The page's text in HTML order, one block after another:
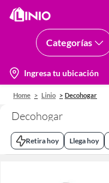
Categorías
location-
icon
Ingresa tu ubicación
Home Linio Decohogar
Decohogar
Retira hoy Llega hoy